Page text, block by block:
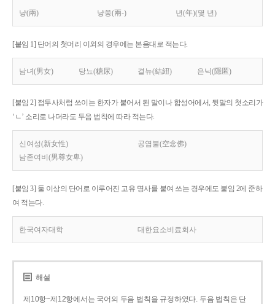
냥(兩) 냥쭝(兩-) 년(年)(몇 년)
[붙임 1] 단어의 첫머리 이외의 경우에는 본음대로 적는다.
남녀(男女) 당뇨(糖尿) 결뉴(結紐) 은닉(隱匿)
[붙임 2] 접두사처럼 쓰이는 한자가 붙어서 된 말이나 합성어에서, 뒷말의 첫소리가
‘ㄴ’ 소리로 나더라도 두음 법칙에 따라 적는다.
신여성(新女性)
공염불(空念佛)
남존여비(男尊女卑)
[붙임 3] 둘 이상의 단어로 이루어진 고유 명사를 붙여 쓰는 경우에도 붙임 2에 준하
여 적는다.
한국여자대학 대한요소비료회사
해설
제10항~제12항에서는 국어의 두음 법칙을 규정하였다. 두음 법칙은 단